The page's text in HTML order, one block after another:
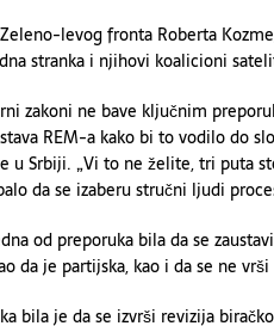
levog fronta Roberta
stranka i njihovi koalicioni
zakoni ne bave ključnim
REM-a kako bi to vodilo do
u Srbiji. „Vi to ne želite, tri puta
da se izaberu stručni ljudi
od preporuka bila da se
da je partijska, kao i da se ne
bila je da se izvrši revizija